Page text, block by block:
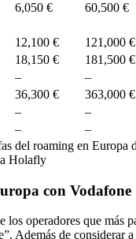
6,050 € 60,500 €
12,100 € 121,000 €
18,150 € 181,500 €
– –
36,300 € 363,000 €
– –
– –
del roaming en Europa
Holafly
con Vodafone
los operadores que más
Además de considerar